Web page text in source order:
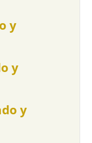
y
y
y